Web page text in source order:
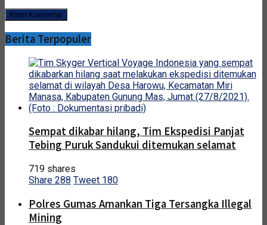
Berita Terpopuler
Sempat dikabar hilang, Tim Ekspedisi Panjat
Tebing Puruk Sandukui ditemukan selamat
719 shares
Share 288 Tweet 180
Polres Gumas Amankan Tiga Tersangka Illegal
Mining